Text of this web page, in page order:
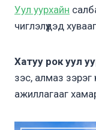
Уул уурхайн
чиглэлүүдэд
Хатуу рок уул
зэс, алмаз зэрэг
ажиллагааг